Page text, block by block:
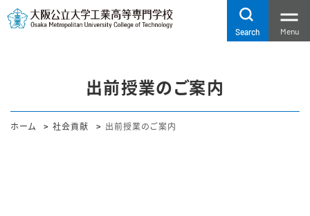
Search Menu
出前授業のご案内
ホーム 社会貢献 出前授業のご案内